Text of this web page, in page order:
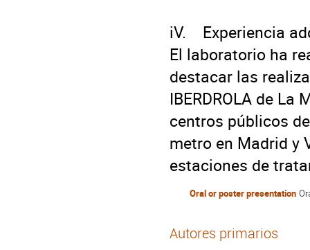
iV.    Experiencia
El laboratorio ha
destacar las
IBERDROLA de
centros públicos
metro en Madrid y
estaciones de
Oral or poster presentation
Autores primarios